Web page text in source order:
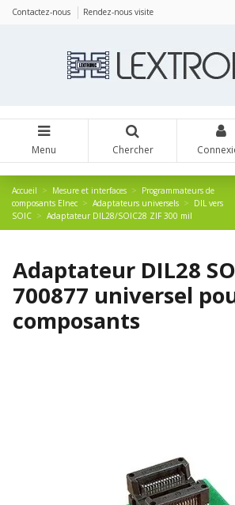
Contactez-nous Rendez-nous visite
Menu Chercher
Accueil Mesure et interfaces
Programmateurs de
composants Elnec
Adaptateurs universels
DIL vers
SOIC
Adaptateur DIL28/SOIC28 ZIF 300 mil
Adaptateur DIL28
700877 universel
composants
Panneau de gestion des cookies